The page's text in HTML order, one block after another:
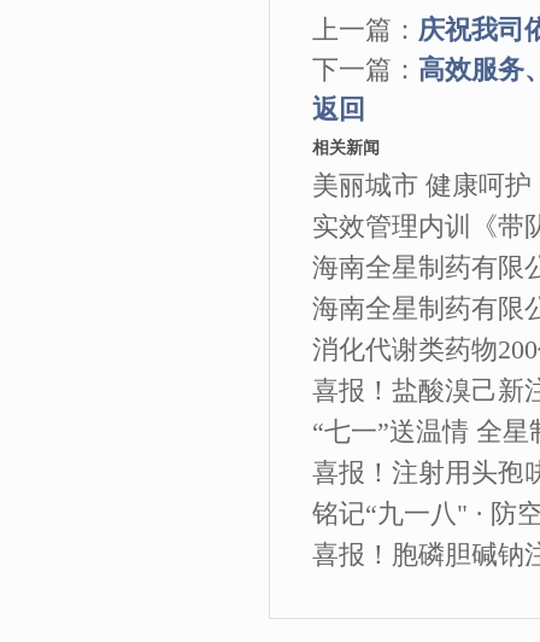
上一篇： 庆祝我司
下一篇： 高效服务
返回
相关新闻
美丽城市 健康呵护
实效管理内训《带
海南全星制药有限
海南全星制药有限
消化代谢类药物
喜报！盐酸溴己新
“七一”送温情 全
喜报！注射用头孢
铭记“九一八" · 防
喜报！胞磷胆碱钠